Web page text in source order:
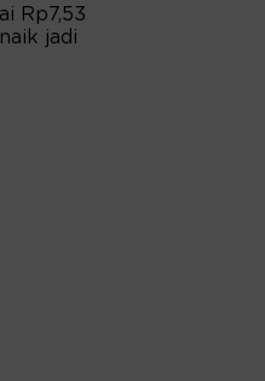
Rp7,53
jadi